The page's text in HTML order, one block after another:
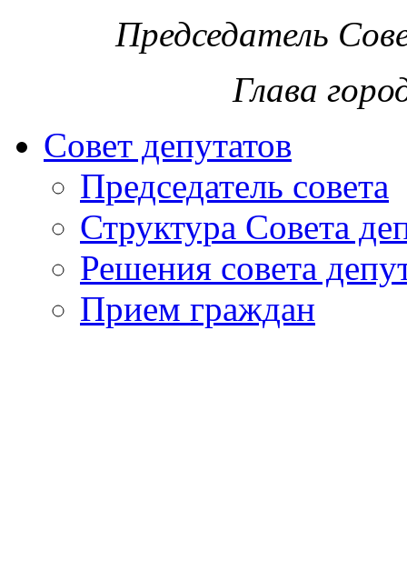
Председатель
Глава
Совет депутатов
Председатель совета
Структура Совета
Решения совета
Прием граждан